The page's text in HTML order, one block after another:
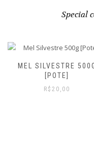
Special
MEL SILVESTRE
[POTE]
R$ 20,00